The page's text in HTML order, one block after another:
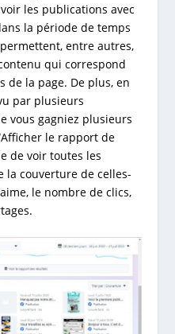
les publications avec
la période de temps
entre autres,
qui correspond
de la page. De plus, en
par plusieurs
vous gagniez plusieurs
le rapport de
de voir toutes les
la couverture de celles-
le nombre de clics,